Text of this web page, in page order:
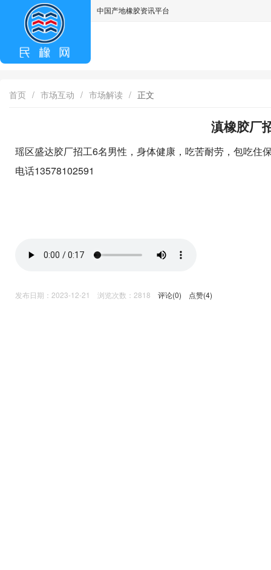
中国产地橡胶资讯平台
首页 / 市场互动 / 市场解读 / 正文
滇橡胶厂
瑶区盛达胶厂招工6名男性，身体健康，吃苦耐劳，包吃
电话13578102591
发布日期：2023-12-21 浏览次数：2818 评论(0) 点赞(4)